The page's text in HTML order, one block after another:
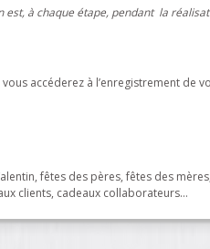
est, à chaque étape, pendant la
accéderez à l’enregistrement de
fêtes des pères, fêtes des
clients, cadeaux collaborateurs…